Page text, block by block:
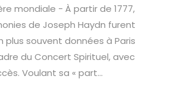
mondiale - À partir de 1777,
de Joseph Haydn furent
plus souvent données à Paris
du Concert Spirituel, avec
Voulant sa « part...